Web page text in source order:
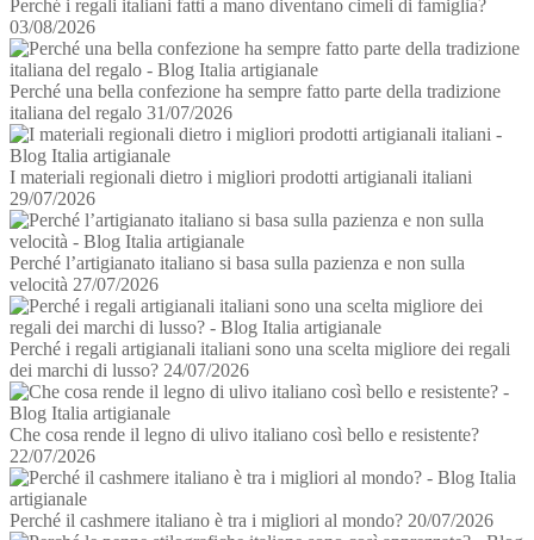
Perché i regali italiani fatti a mano diventano cimeli di famiglia?
03/08/2026
Perché una bella confezione ha sempre fatto parte della tradizione
italiana del regalo 31/07/2026
I materiali regionali dietro i migliori prodotti artigianali italiani
29/07/2026
Perché l’artigianato italiano si basa sulla pazienza e non sulla
velocità 27/07/2026
Perché i regali artigianali italiani sono una scelta migliore dei regali
dei marchi di lusso? 24/07/2026
Che cosa rende il legno di ulivo italiano così bello e resistente?
22/07/2026
Perché il cashmere italiano è tra i migliori al mondo? 20/07/2026